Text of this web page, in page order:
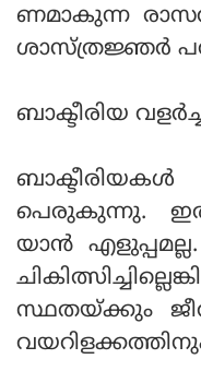
ണമാകുന്ന
ശാസ്ത്രജ്ഞര്‍
ബാക്ടീരിയ
പെരുകുന്നു. ഇത്
യാന്‍
സ്ഥതയ്ക്കും